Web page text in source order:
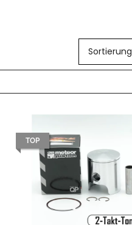
Sortierung
TOP